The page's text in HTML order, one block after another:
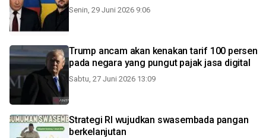
Senin, 29 Juni 2026 9:06
Trump ancam akan kenakan tarif 100 persen
pada negara yang pungut pajak jasa digital
Sabtu, 27 Juni 2026 13:09
Strategi RI wujudkan swasembada pangan
berkelanjutan